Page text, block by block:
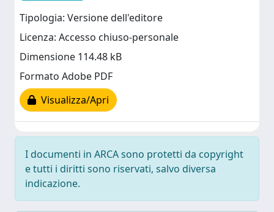
Tipologia: Versione dell'editore
Licenza: Accesso chiuso-personale
Dimensione 114.48 kB
Formato Adobe PDF
Visualizza/Apri
I documenti in ARCA sono protetti da copyright
e tutti i diritti sono riservati, salvo diversa
indicazione.